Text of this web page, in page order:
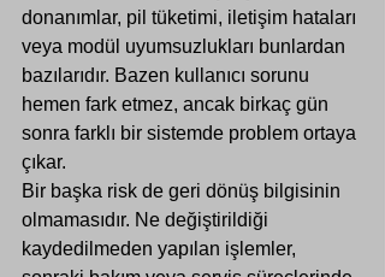
donanımlar, pil tüketimi, iletişim hataları
veya modül uyumsuzlukları bunlardan
bazılarıdır. Bazen kullanıcı sorunu
hemen fark etmez, ancak birkaç gün
sonra farklı bir sistemde problem ortaya
çıkar.
Bir başka risk de geri dönüş bilgisinin
olmamasıdır. Ne değiştirildiği
kaydedilmeden yapılan işlemler,